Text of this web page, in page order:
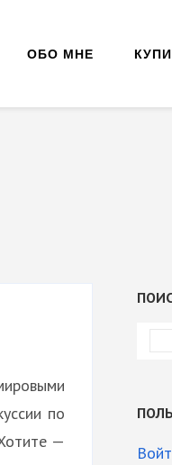
ОБО МНЕ
по
—